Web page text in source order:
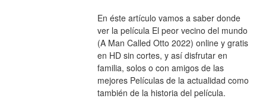
En éste artículo vamos a saber donde
ver la película El peor vecino del mundo
(A Man Called Otto 2022) online y gratis
en HD sin cortes, y así disfrutar en
familia, solos o con amigos de las
mejores Películas de la actualidad como
también de la historia del película.